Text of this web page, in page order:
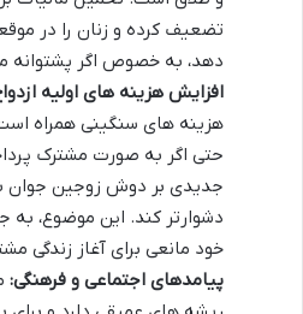
تضعیف کرده و زنان را در
دهد، به خصوص اگر پشتوانه
افزایش هزینه های اولیه
هزینه های سنگینی همراه
حتی اگر به صورت مشترک
جدیدی بر دوش زوجین جوان
دشوارتر کند. این موضوع،
خود مانعی برای آغاز زندگی
پیامدهای اجتماعی و فرهنگی: